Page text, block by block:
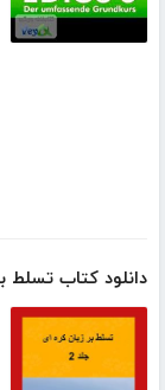
دانلود کتاب تسلط